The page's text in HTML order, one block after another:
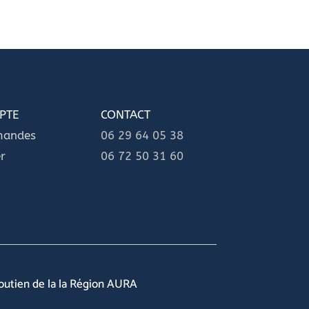
CONTACT
06 29 64 05 38
06 72 50 31 60
de la la Région AURA